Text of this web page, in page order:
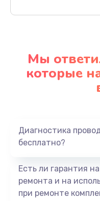
Мы
которые
Диагностика
бесплатно?
Есть ли гарантия
ремонта и на
при ремонте